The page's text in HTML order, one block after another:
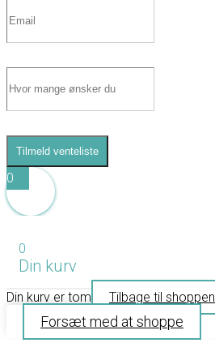
Tilmeld venteliste
0
0
Din kurv
Din kurv er tom Tilbage til shoppen
Forsæt med at shoppe